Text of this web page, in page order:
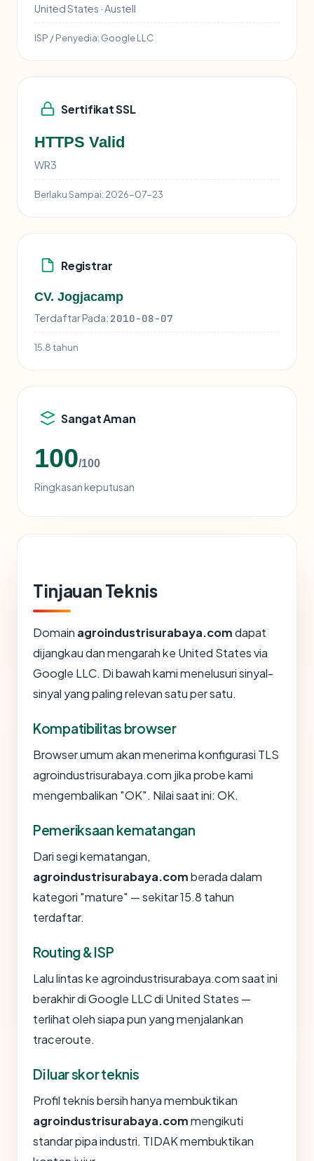
United States · Austell
ISP / Penyedia: Google LLC
Sertifikat SSL
HTTPS Valid
WR3
Berlaku Sampai: 2026-07-23
Registrar
CV. Jogjacamp
Terdaftar Pada: 2010-08-07
15.8 tahun
Sangat Aman
100/100
Ringkasan keputusan
Tinjauan Teknis
Domain agroindustrisurabaya.comdapat
dijangkau dan mengarah ke United States via
Google LLC. Di bawah kami menelusuri sinyal-
sinyal yang paling relevan satu per satu.
Kompatibilitas browser
Browser umum akan menerima konfigurasi TLS
agroindustrisurabaya.com jika probe kami
mengembalikan "OK". Nilai saat ini: OK.
Pemeriksaan kematangan
Dari segi kematangan,
agroindustrisurabaya.comberada dalam
kategori "mature" — sekitar 15.8 tahun
terdaftar.
Routing & ISP
Lalu lintas ke agroindustrisurabaya.com saat ini
berakhir di Google LLC di United States —
terlihat oleh siapa pun yang menjalankan
traceroute.
Di luar skor teknis
Profil teknis bersih hanya membuktikan
agroindustrisurabaya.commengikuti
standar pipa industri. TIDAK membuktikan